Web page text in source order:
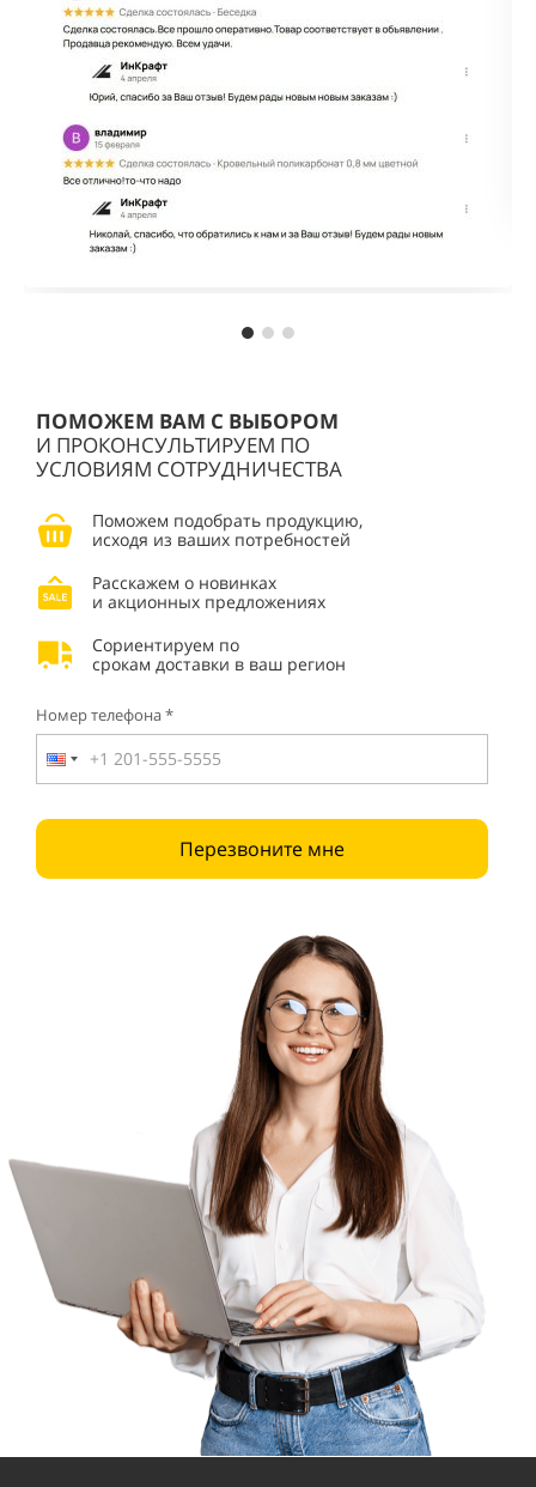
ПОМОЖЕМ ВАМ С ВЫБОРОМ
И ПРОКОНСУЛЬТИРУЕМ ПО
УСЛОВИЯМ СОТРУДНИЧЕСТВА
Поможем подобрать продукцию,
исходя из ваших потребностей
Расскажем о новинках
и акционных предложениях
Сориентируем по
срокам доставки в ваш регион
Номер телефона *
Перезвоните мне